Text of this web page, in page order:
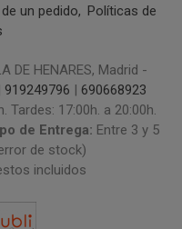
un pedido
Políticas de
DE HENARES, Madrid -
919249796 | 690668923
Tardes: 17:00h. a 20:00h.
de Entrega: Entre 3 y 5
de stock)
incluidos